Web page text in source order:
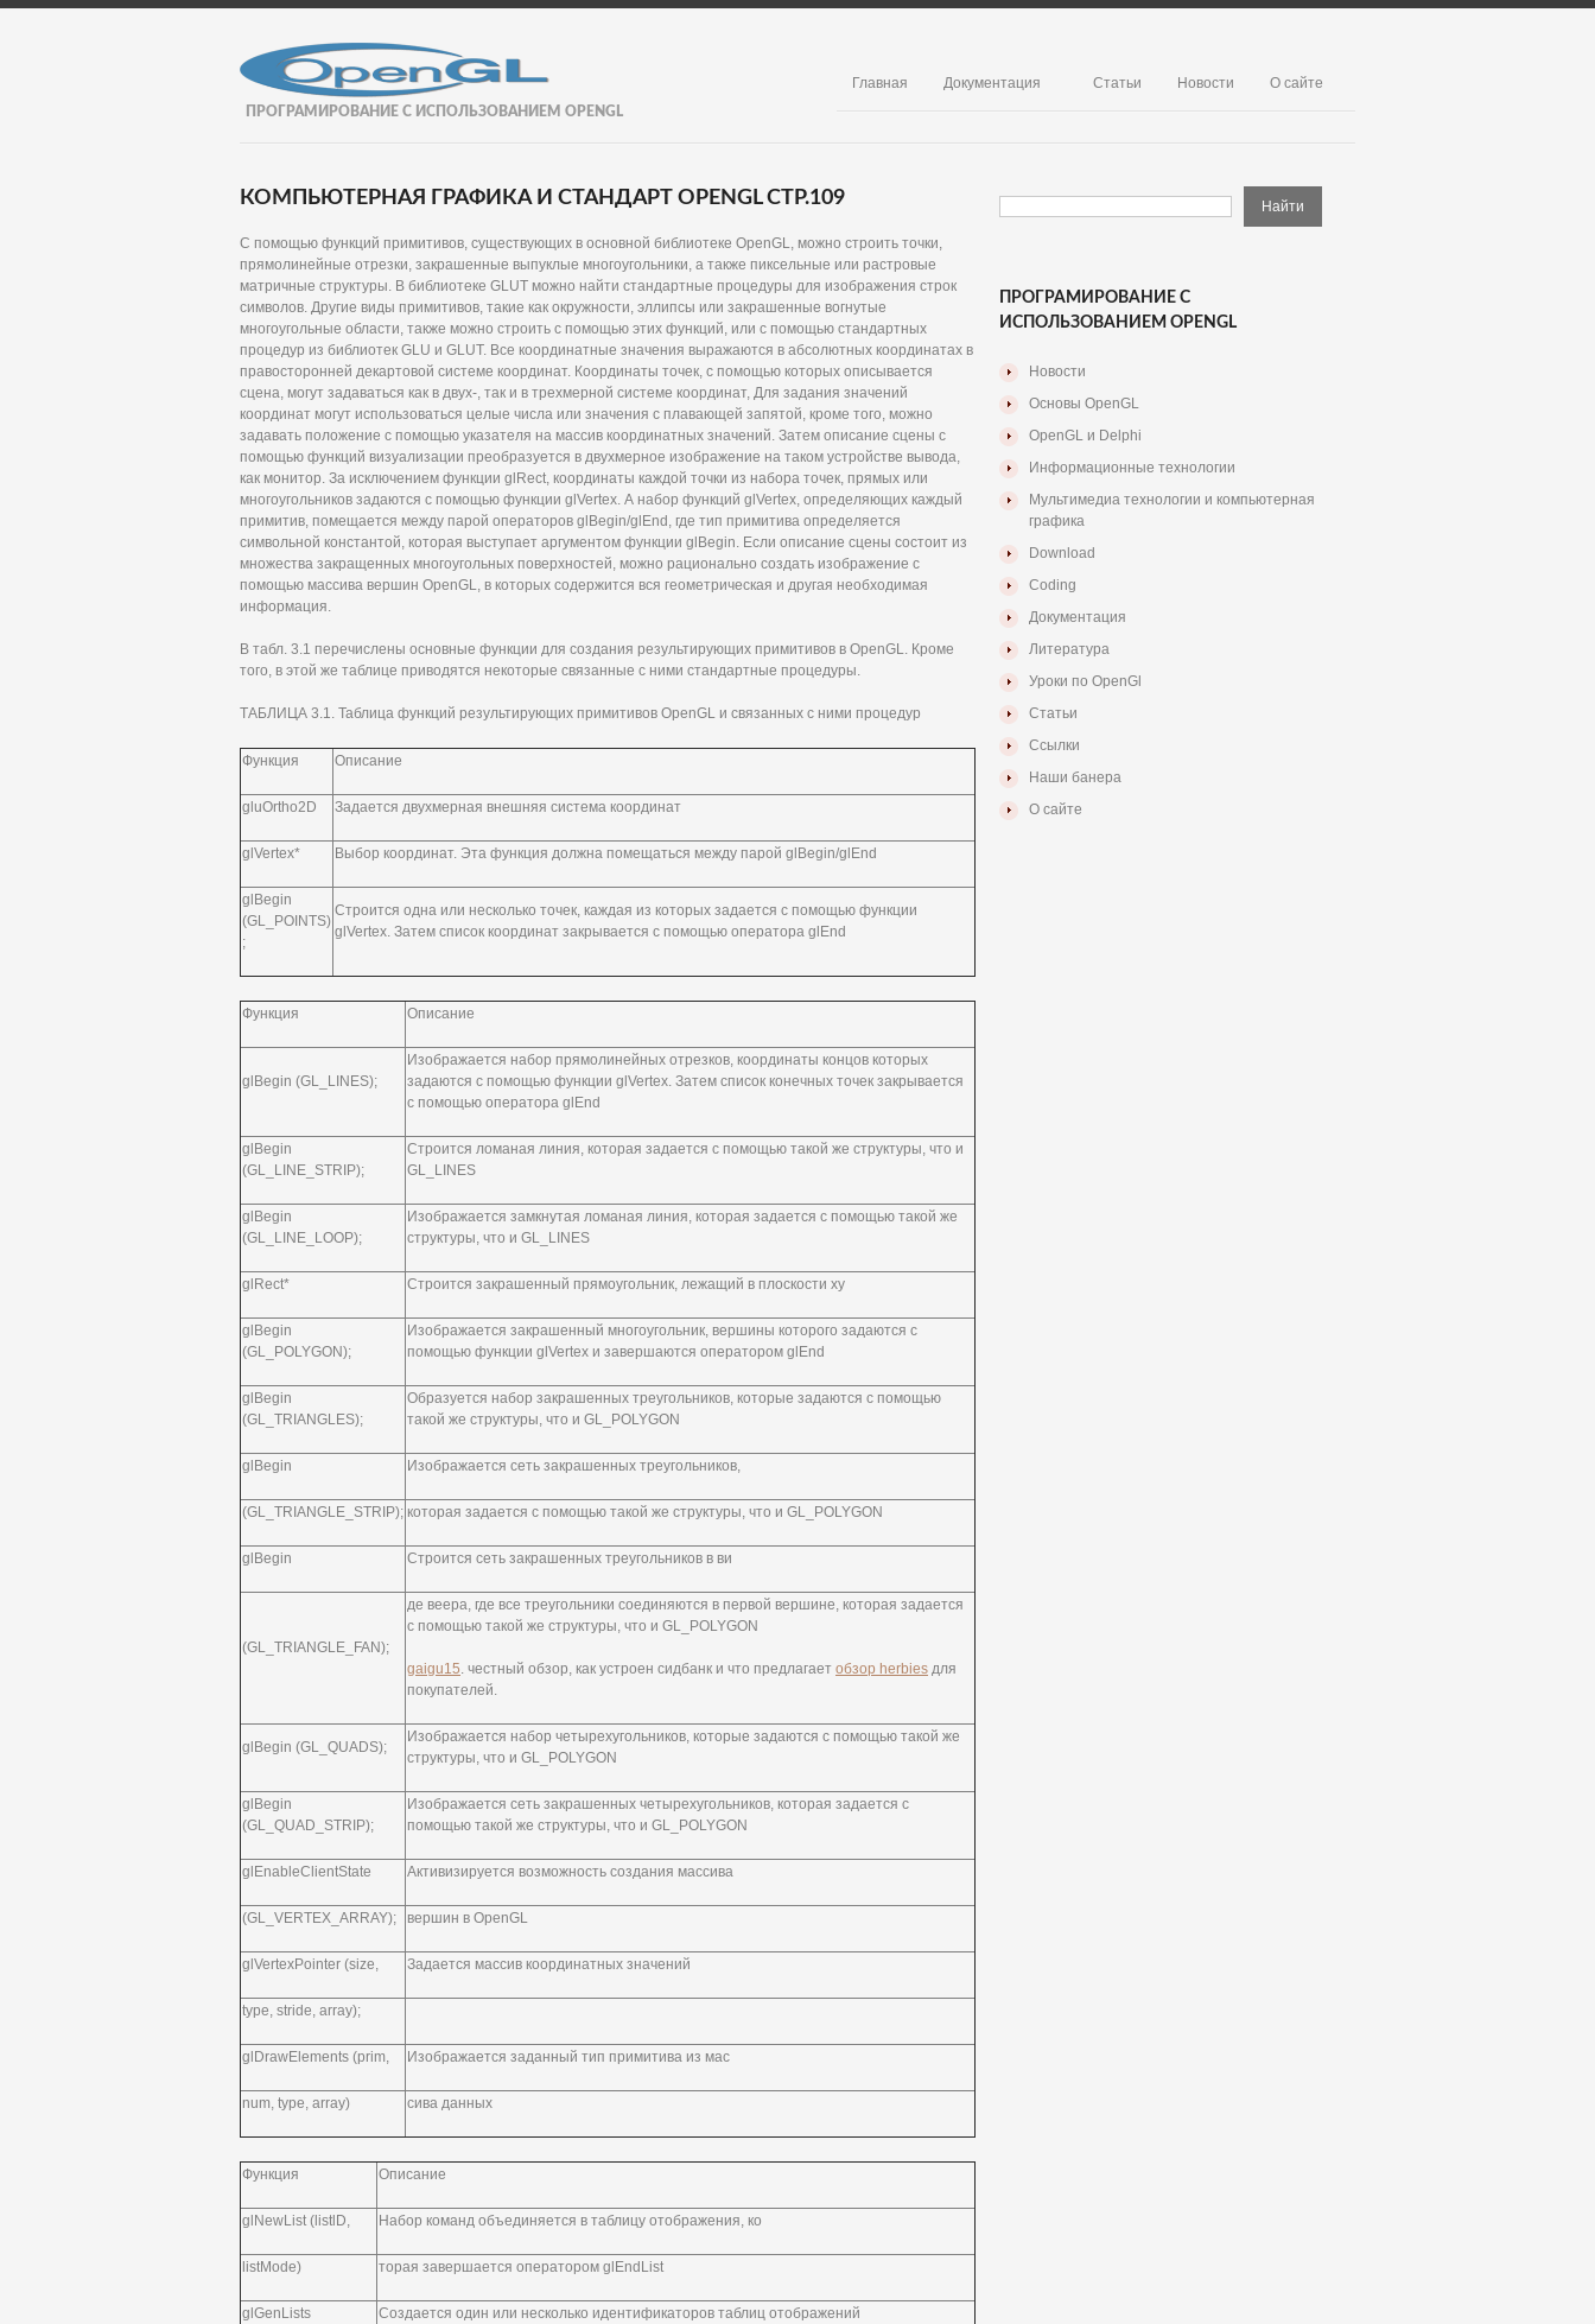
ПРОГРАМИРОВАНИЕ С ИСПОЛЬЗОВАНИЕМ OPENGL
Главная Документация Статьи Новости О сайте
КОМПЬЮТЕРНАЯ ГРАФИКА И СТАНДАРТ OPENGL СТР.109
С помощью функций примитивов, существующих в основной библиотеке OpenGL, можно строить точки,
прямолинейные отрезки, закрашенные выпуклые многоугольники, а также пиксельные или растровые
матричные структуры. В библиотеке GLUT можно найти стандартные процедуры для изображения строк
символов. Другие виды примитивов, такие как окружности, эллипсы или закрашенные вогнутые
многоугольные области, также можно строить с помощью этих функций, или с помощью стандартных
процедур из библиотек GLU и GLUT. Все координатные значения выражаются в абсолютных координатах в
правосторонней декартовой системе координат. Координаты точек, с помощью которых описывается
сцена, могут задаваться как в двух-, так и в трехмерной системе координат, Для задания значений
координат могут использоваться целые числа или значения с плавающей запятой, кроме того, можно
задавать положение с помощью указателя на массив координатных значений. Затем описание сцены с
помощью функций визуализации преобразуется в двухмерное изображение на таком устройстве вывода,
как монитор. За исключением функции glRect, координаты каждой точки из набора точек, прямых или
многоугольников задаются с помощью функции glVertex. А набор функций glVertex, определяющих каждый
примитив, помещается между парой операторов glBegin/glEnd, где тип примитива определяется
символьной константой, которая выступает аргументом функции glBegin. Если описание сцены состоит из
множества закращенных многоугольных поверхностей, можно рационально создать изображение с
помощью массива вершин OpenGL, в которых содержится вся геометрическая и другая необходимая
информация.
В табл. 3.1 перечислены основные функции для создания результирующих примитивов в OpenGL. Кроме
того, в этой же таблице приводятся некоторые связанные с ними стандартные процедуры.
ТАБЛИЦА 3.1. Таблица функций результирующих примитивов OpenGL и связанных с ними процедур
Функция Описание
gluOrtho2D Задается двухмерная внешняя система координат
glVertex* Выбор координат. Эта функция должна помещаться между парой glBegin/glEnd
glBegin
(GL_POINTS)
;
Строится одна или несколько точек, каждая из которых задается с помощью функции
glVertex. Затем список координат закрывается с помощью оператора glEnd
Функция Описание
glBegin (GL_LINES);
Изображается набор прямолинейных отрезков, координаты концов которых
задаются с помощью функции glVertex. Затем список конечных точек закрывается
с помощью оператора glEnd
glBegin
(GL_LINE_STRIP);
Строится ломаная линия, которая задается с помощью такой же структуры, что и
GL_LINES
glBegin
(GL_LINE_LOOP);
Изображается замкнутая ломаная линия, которая задается с помощью такой же
структуры, что и GL_LINES
glRect* Строится закрашенный прямоугольник, лежащий в плоскости ху
glBegin
(GL_POLYGON);
Изображается закрашенный многоугольник, вершины которого задаются с
помощью функции glVertex и завершаются оператором glEnd
glBegin
(GL_TRIANGLES);
Образуется набор закрашенных треугольников, которые задаются с помощью
такой же структуры, что и GL_POLYGON
glBegin Изображается сеть закрашенных треугольников,
(GL_TRIANGLE_STRIP); которая задается с помощью такой же структуры, что и GL_POLYGON
glBegin Строится сеть закрашенных треугольников в ви
(GL_TRIANGLE_FAN);
де веера, где все треугольники соединяются в первой вершине, которая задается
с помощью такой же структуры, что и GL_POLYGON
gaigu15. честный обзор, как устроен сидбанк и что предлагает обзор herbies для
покупателей.
glBegin (GL_QUADS);
Изображается набор четырехугольников, которые задаются с помощью такой же
структуры, что и GL_POLYGON
glBegin
(GL_QUAD_STRIP);
Изображается сеть закрашенных четырехугольников, которая задается с
помощью такой же структуры, что и GL_POLYGON
glEnableClientState Активизируется возможность создания массива
(GL_VERTEX_ARRAY); вершин в OpenGL
glVertexPointer (size, Задается массив координатных значений
type, stride, array);
glDrawElements (prim, Изображается заданный тип примитива из мас
num, type, array) сива данных
Функция Описание
glNewList (listlD, Набор команд объединяется в таблицу отображения, ко
listMode) торая завершается оператором glEndList
glGenLists Создается один или несколько идентификаторов таблиц отображений
ПРОГРАМИРОВАНИЕ С
ИСПОЛЬЗОВАНИЕМ OPENGL
Новости
Основы OpenGL
OpenGL и Delphi
Информационные технологии
Мультимедиа технологии и компьютерная
графика
Download
Coding
Документация
Литература
Уроки по OpenGl
Статьи
Ссылки
Наши банера
О сайте